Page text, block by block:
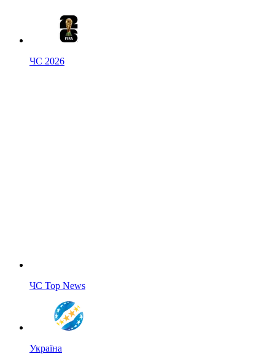
ЧС 2026
ЧС Top News
Україна